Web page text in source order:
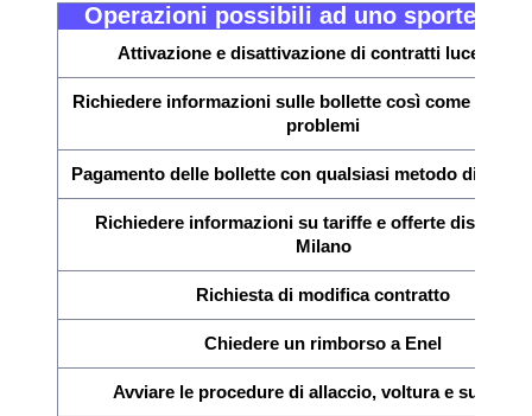
Operazioni possibili ad uno sportello
Attivazione e disattivazione di contratti luce e gas
Richiedere informazioni sulle bollette così come la
problemi
Pagamento delle bollette con qualsiasi metodo di
Richiedere informazioni su tariffe e offerte
Milano
Richiesta di modifica contratto
Chiedere un rimborso a Enel
Avviare le procedure di allaccio, voltura e subentro